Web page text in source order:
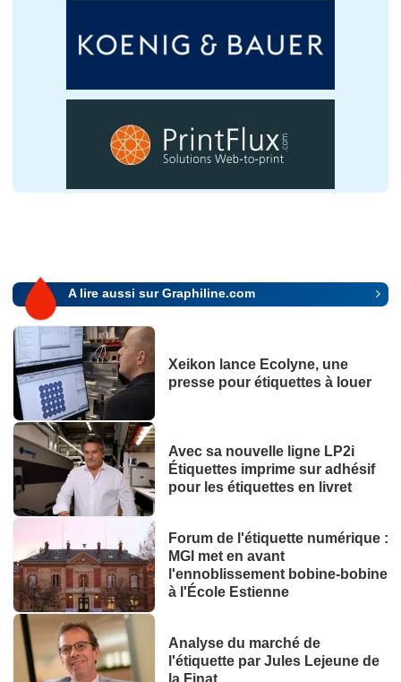
A lire aussi sur Graphiline.com
Xeikon lance Ecolyne, une
presse pour étiquettes à louer
Avec sa nouvelle ligne LP2i
Étiquettes imprime sur adhésif
pour les étiquettes en livret
Forum de l'étiquette numérique :
MGI met en avant
l'ennoblissement bobine-bobine
à l'École Estienne
Analyse du marché de
l'étiquette par Jules Lejeune de
la Finat